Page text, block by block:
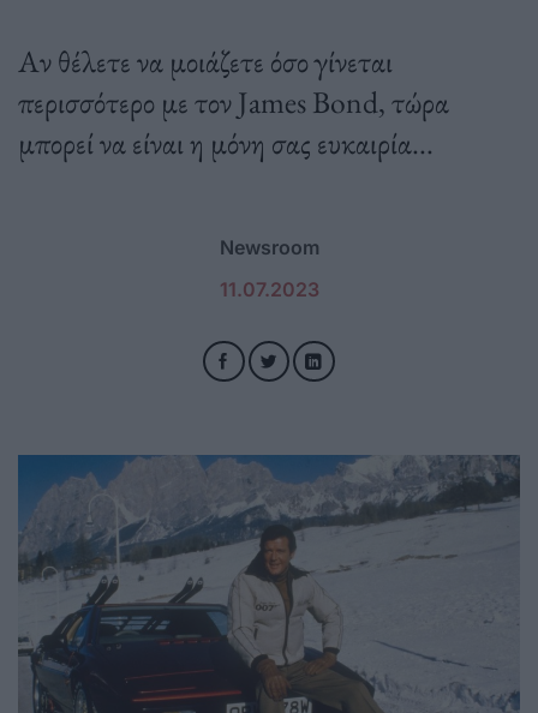
Αν θέλετε να μοιάζετε όσο γίνεται
περισσότερο με τον James Bond, τώρα
μπορεί να είναι η μόνη σας ευκαιρία...
Newsroom
11.07.2023